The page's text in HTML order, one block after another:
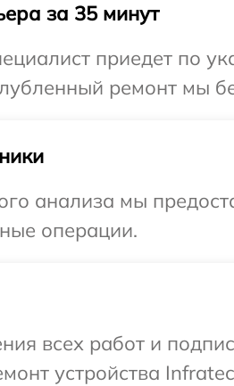
за 35 минут
приедет по
ремонт мы
анализа мы
операции.
всех работ и
устройства